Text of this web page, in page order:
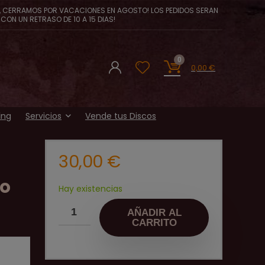
CERRAMOS POR VACACIONES EN AGOSTO! LOS PEDIDOS SERAN
UN RETRASO DE 10 A 15 DIAS!
0
0,00 €
Servicios Vende tus Discos
30,00 €
Hay existencias
AÑADIR AL
CARRITO